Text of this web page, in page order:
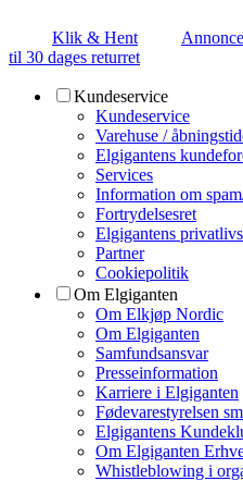
Klik & Hent
til 30 dages returret
Kundeservice
Kundeservice
Varehuse /
Elgigantens
Services
Information om
Fortrydelsesret
Elgigantens
Partner
Cookiepolitik
Om Elgiganten
Om Elkjøp Nordic
Om Elgiganten
Samfundsansvar
Presseinformation
Karriere i Elgiganten
Fødevarestyrelsen
Elgigantens
Om Elgiganten
Whistleblowing i